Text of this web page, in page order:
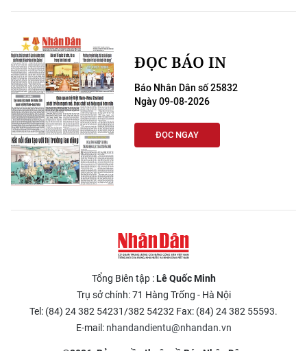
ĐỌC BÁO IN
Báo Nhân Dân số 25832
Ngày 09-08-2026
ĐỌC NGAY
Tổng Biên tập :Lê Quốc Minh
Trụ sở chính: 71 Hàng Trống - Hà Nội
Tel: (84) 24 382 54231/382 54232 Fax: (84) 24 382 55593.
E-mail: nhandandientu@nhandan.vn